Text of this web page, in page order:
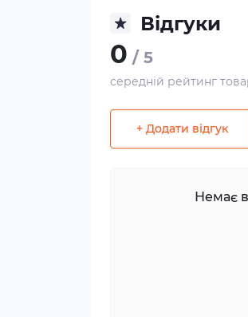
Відгуки
0 / 5
середній рейтинг
+ Додати відгук
Немає